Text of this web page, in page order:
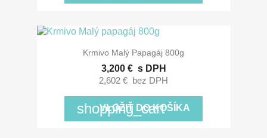
Krmivo Malý Papagáj 800g
3,200 € s DPH
2,602 € bez DPH
shopping_cart
VLOŽIŤ DO KOŠÍKA